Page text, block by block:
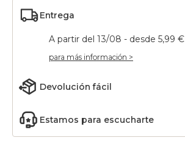
Entrega
A partir del 13/08 - desde 5,99 €
para más información >
Devolución fácil
Estamos para escucharte